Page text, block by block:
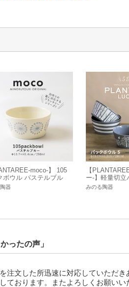
moco-】 105
ボウル パステルブル
製 美濃焼 陶器 小鉢]
ナル
器
【
ー-】軽量切立
［日本製 美濃
みのる陶器
ったの声」
注文した所迅速に対応していただ
ております。またよろしくお願いい